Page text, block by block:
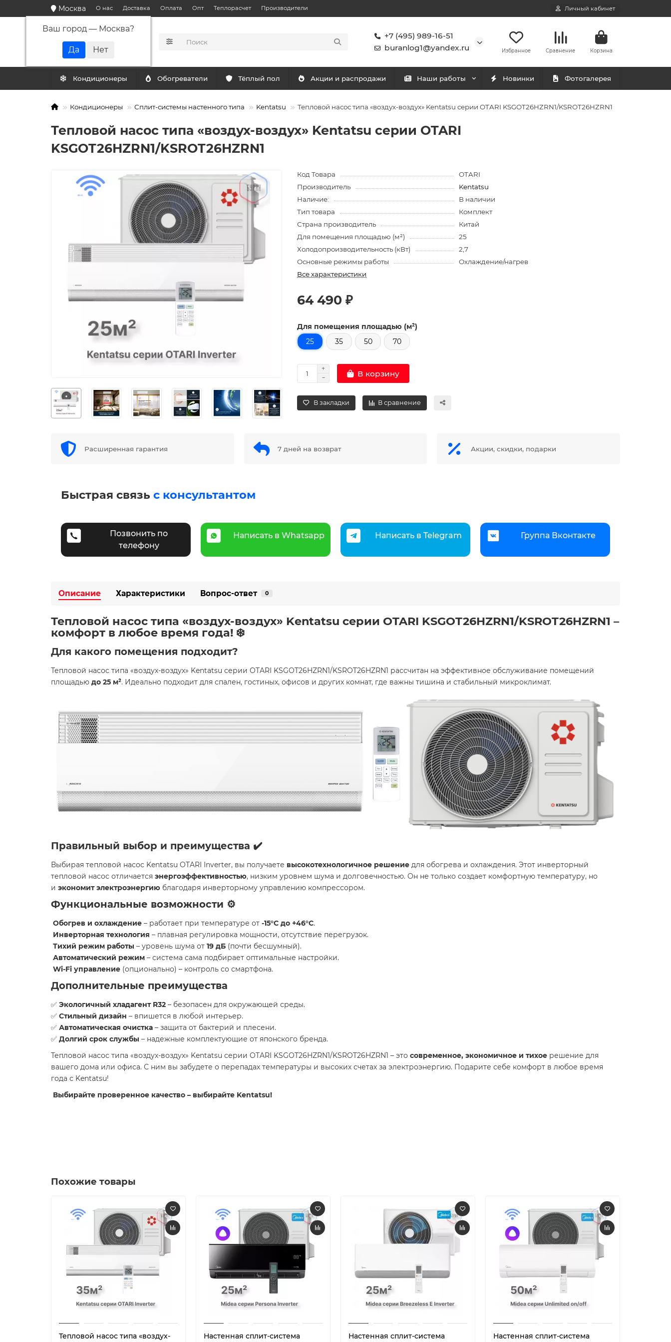
Москва
Ваш город — Москва?
О нас Доставка Оплата Опт Теплорасчет Производители Личный кабинет
+7 (495) 989-16-51
buranlog1@yandex.ru
Избранное Сравнение Корзина
Кондиционеры Обогреватели Тёплый пол Акции и распродажи Наши работы Новинки Фотогалерея
Кондиционеры Сплит-системы настенного типа Kentatsu Тепловой насос типа «воздух-воздух» Kentatsu серии OTARI KSGOT26HZRN1/KSROT26HZRN1
Тепловой насос типа «воздух-воздух» Kentatsu серии OTARI
KSGOT26HZRN1/KSROT26HZRN1
Код Товара
OTARI
Производитель
Kentatsu
Наличие:
В наличии
Тип товара
Комплект
Страна производитель
Китай
Для помещения площадью (м²)
25
Холодопроизводительность (кВт)
2,7
Основные режимы работы
Охлаждение/нагрев
Все характеристики
64 490 ₽
Для помещения площадью (м²)
25
35 50 70
В корзину
В закладки В сравнение
Расширенная гарантия 7 дней на возврат Акции, скидки, подарки
Быстрая связь с консультантом
Позвонить по
телефону
Написать в Whatsapp Написать в Telegram Группа Вконтакте
Описание Характеристики Вопрос-ответ 0
Тепловой насос типа «воздух-воздух» Kentatsu серии OTARI KSGOT26HZRN1/KSROT26HZRN1 –
комфорт в любое время года! ❄️
Для какого помещения подходит?
Тепловой насос типа «воздух-воздух» Kentatsu серии OTARI KSGOT26HZRN1/KSROT26HZRN1 рассчитан на эффективное обслуживание помещений
площадью до 25 м². Идеально подходит для спален, гостиных, офисов и других комнат, где важны тишина и стабильный микроклимат.
Правильный выбор и преимущества ✔️
Выбирая тепловой насос Kentatsu OTARI Inverter, вы получаете высокотехнологичное решение для обогрева и охлаждения. Этот инверторный
тепловой насос отличается энергоэффективностью, низким уровнем шума и долговечностью. Он не только создает комфортную температуру, но
и экономит электроэнергию благодаря инверторному управлению компрессором.
Функциональные возможности ⚙️
Обогрев и охлаждение – работает при температуре от -15°C до +46°C.
Инверторная технология – плавная регулировка мощности, отсутствие перегрузок.
Тихий режим работы – уровень шума от 19 дБ (почти бесшумный).
Автоматический режим – система сама подбирает оптимальные настройки.
Wi-Fi управление (опционально) – контроль со смартфона.
Дополнительные преимущества
✅ Экологичный хладагент R32 – безопасен для окружающей среды.
✅ Стильный дизайн – впишется в любой интерьер.
✅ Автоматическая очистка – защита от бактерий и плесени.
✅ Долгий срок службы – надежные комплектующие от японского бренда.
Тепловой насос типа «воздух-воздух» Kentatsu серии OTARI KSGOT26HZRN1/KSROT26HZRN1 – это современное, экономичное и тихое решение для
вашего дома или офиса. С ним вы забудете о перепадах температуры и высоких счетах за электроэнергию. Подарите себе комфорт в любое время
года с Kentatsu!
Выбирайте проверенное качество – выбирайте Kentatsu!
Похожие товары
Тепловой насос типа «воздух-
Настенная сплит-система
Настенная сплит-система
Настенная сплит-система